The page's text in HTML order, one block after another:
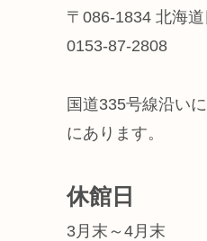
〒086-1834 北海
0153-87-2808
国道335号線沿い
にあります。
休館日
3月末～4月末